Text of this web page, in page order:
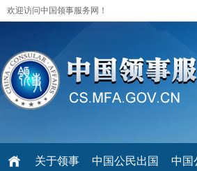
欢迎访问中国领事服务网！
关于领事 中国公民出国 中国